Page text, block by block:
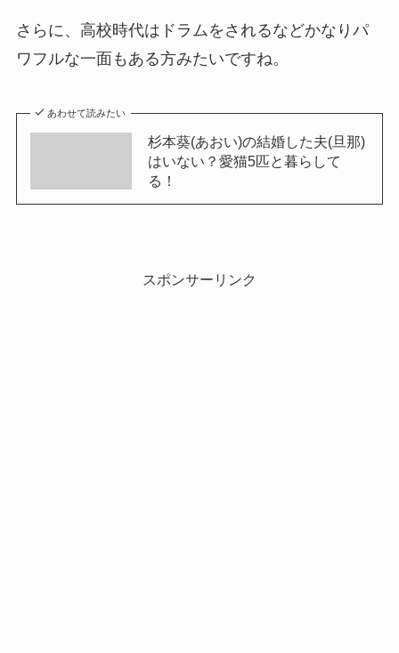
さらに、高校時代はドラムをされるなどかなりパ
ワフルな一面もある方みたいですね。
あわせて読みたい
杉本葵(あおい)の結婚した夫(旦那)
はいない？愛猫5匹と暮らして
る！
スポンサーリンク